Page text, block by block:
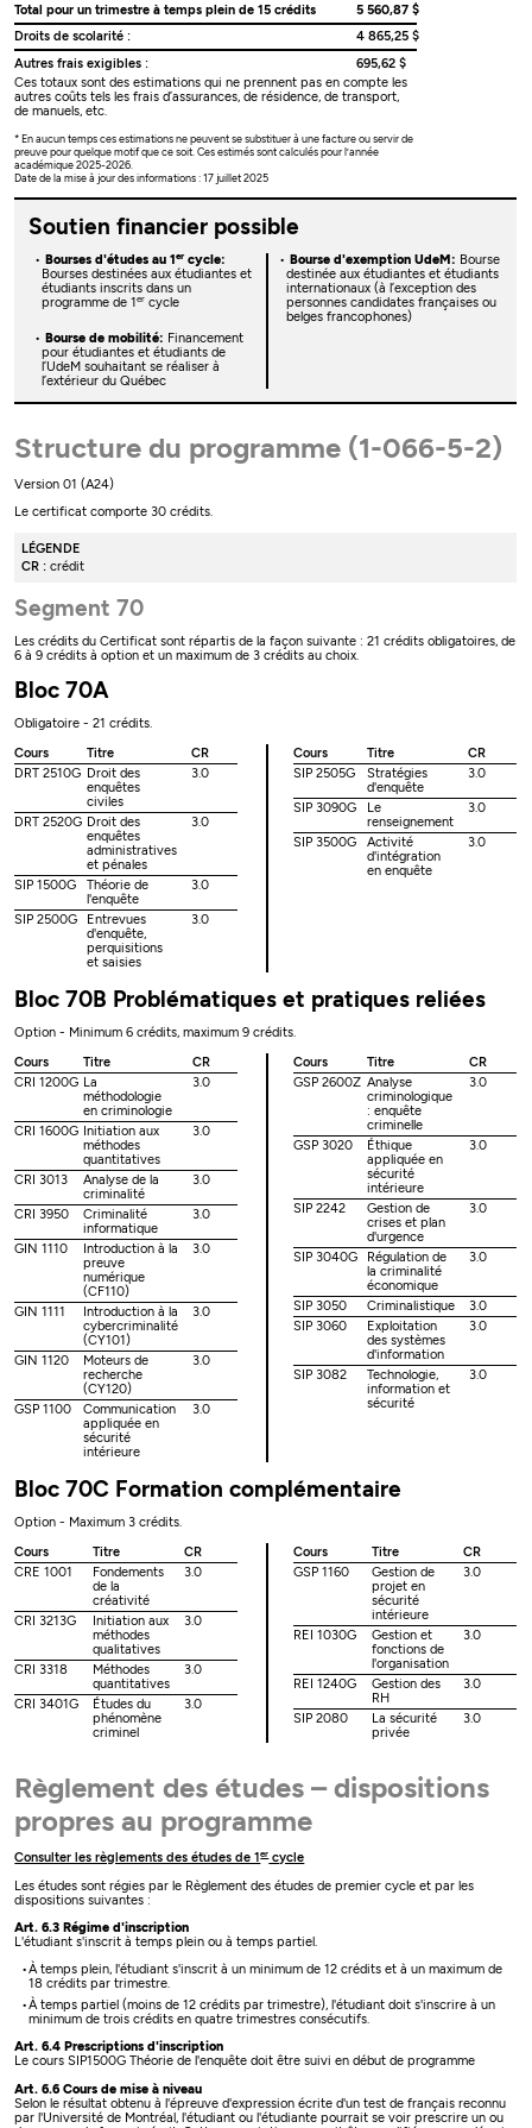
Total pour un trimestre à temps plein de 15 crédits
5 560,87 $
Droits de scolarité :
4 865,25 $
Autres frais exigibles :
695,62 $
Ces totaux sont des estimations qui ne prennent pas en compte les
autres coûts tels les frais d’assurances, de résidence, de transport,
de manuels, etc.
* En aucun temps ces estimations ne peuvent se substituer à une facture ou servir de
preuve pour quelque motif que ce soit. Ces estimés sont calculés pour l’année
académique 2025-2026.
Date de la mise à jour des informations : 17 juillet 2025
Soutien financier possible
Bourses d'études au 1ercycle:
Bourses destinées aux étudiantes et
étudiants inscrits dans un
programme de 1ercycle
Bourse d'exemption UdeM: Bourse
destinée aux étudiantes et étudiants
internationaux (à l’exception des
personnes candidates françaises ou
belges francophones)
Bourse de mobilité: Financement
pour étudiantes et étudiants de
l’UdeM souhaitant se réaliser à
l’extérieur du Québec
Structure du programme (1-066-5-2)
Version 01 (A24)
Le certificat comporte 30 crédits.
LÉGENDE
CR : crédit
Segment 70
Les crédits du Certificat sont répartis de la façon suivante : 21 crédits obligatoires, de
6 à 9 crédits à option et un maximum de 3 crédits au choix.
Bloc 70A
Obligatoire - 21 crédits.
Cours
Titre
CR
DRT 2510G Droit des
enquêtes
civiles
3.0
DRT 2520G Droit des
enquêtes
administratives
et pénales
3.0
SIP 1500G
Théorie de
l'enquête
3.0
SIP 2500G
Entrevues
d'enquête,
perquisitions
et saisies
3.0
Cours Titre
CR
SIP 2505G
Stratégies
d'enquête
3.0
SIP 3090G
Le
renseignement
3.0
SIP 3500G
Activité
d'intégration
en enquête
3.0
Bloc 70B Problématiques et pratiques reliées
Option - Minimum 6 crédits, maximum 9 crédits.
Cours
Titre
CR
CRI 1200G La
méthodologie
en criminologie
3.0
CRI 1600G Initiation aux
méthodes
quantitatives
3.0
CRI 3013
Analyse de la
criminalité
3.0
CRI 3950
Criminalité
informatique
3.0
GIN 1110
Introduction à la
preuve
numérique
(CF110)
3.0
GIN 1111
Introduction à la
cybercriminalité
(CY101)
3.0
GIN 1120
Moteurs de
recherche
(CY120)
3.0
GSP 1100
Communication
appliquée en
sécurité
intérieure
3.0
Cours Titre
CR
GSP 2600Z Analyse
criminologique
: enquête
criminelle
3.0
GSP 3020
Éthique
appliquée en
sécurité
intérieure
3.0
SIP 2242
Gestion de
crises et plan
d'urgence
3.0
SIP 3040G
Régulation de
la criminalité
économique
3.0
SIP 3050 Criminalistique
3.0
SIP 3060
Exploitation
des systèmes
d'information
3.0
SIP 3082
Technologie,
information et
sécurité
3.0
Bloc 70C Formation complémentaire
Option - Maximum 3 crédits.
Cours
Titre
CR
CRE 1001
Fondements
de la
créativité
3.0
CRI 3213G
Initiation aux
méthodes
qualitatives
3.0
CRI 3318
Méthodes
quantitatives
3.0
CRI 3401G
Études du
phénomène
criminel
3.0
Cours Titre
CR
GSP 1160
Gestion de
projet en
sécurité
intérieure
3.0
REI 1030G
Gestion et
fonctions de
l'organisation
3.0
REI 1240G
Gestion des
RH
3.0
SIP 2080
La sécurité
privée
3.0
Règlement des études – dispositions
propres au programme
Consulter les règlements des études de 1ercycle
Les études sont régies par le Règlement des études de premier cycle et par les
dispositions suivantes :
Art. 6.3 Régime d'inscription
L'étudiant s'inscrit à temps plein ou à temps partiel.
À temps plein, l'étudiant s'inscrit à un minimum de 12 crédits et à un maximum de
18 crédits par trimestre.
À temps partiel (moins de 12 crédits par trimestre), l'étudiant doit s'inscrire à un
minimum de trois crédits en quatre trimestres consécutifs.
Art. 6.4 Prescriptions d'inscription
Le cours SIP1500G Théorie de l'enquête doit être suivi en début de programme
Art. 6.6 Cours de mise à niveau
Selon le résultat obtenu à l'épreuve d'expression écrite d'un test de français reconnu
par l'Université de Montréal, l'étudiant ou l'étudiante pourrait se voir prescrire un ou